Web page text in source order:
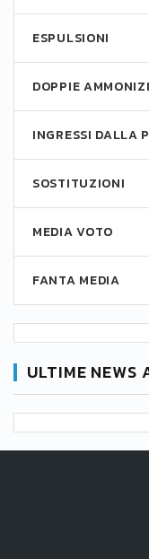
ESPULSIONI
DOPPIE
INGRESSI DALLA
SOSTITUZIONI
MEDIA VOTO
FANTA MEDIA
ULTIME NEWS